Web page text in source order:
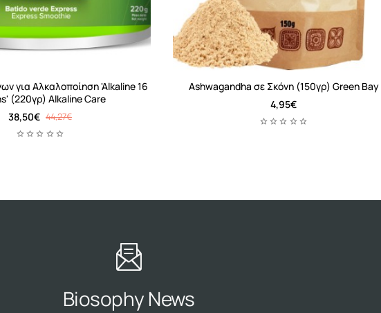
για Αλκαλοποίηση 'Alkaline 16
(220γρ) Alkaline Care
38,50€ 44,27€
Ashwagandha σε Σκόνη (150γρ) Green Bay
4,95€
Biosophy News